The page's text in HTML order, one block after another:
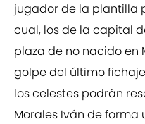
jugador de la plantilla
cual, los de la capital
plaza de no nacido en
golpe del último
los celestes podrán
Morales Iván de forma